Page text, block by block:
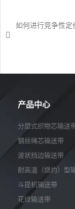
如何进行竞争性定
产品中心
分层式织物芯输送
钢丝绳芯输送带
波状挡边输送带
耐高温（烧灼）型
斗提机输送带
花纹输送带